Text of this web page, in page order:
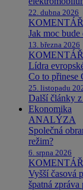
22. dubna 2026
KOMENTÁŘ
Jak moc
13. března 2026
KOMENTÁŘ
Lídra
Co to přinese
25. listopadu
Další články
Ekonomika
ANALÝZA
Společná
režim?
6. srpna 2026
KOMENTÁŘ
Vyšší časová
špatná zpráva